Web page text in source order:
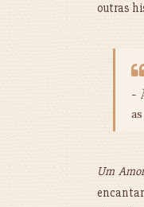
outras
-
Um